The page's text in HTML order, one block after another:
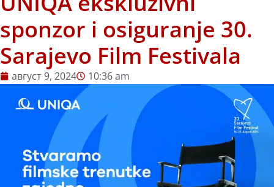
sponzor i osiguranje 30.
Sarajevo Film Festivala
август 9, 2024 10:36 am